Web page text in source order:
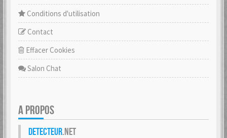
Conditions d'utilisation
Contact
Effacer Cookies
Salon Chat
A PROPOS
Detecteur.net